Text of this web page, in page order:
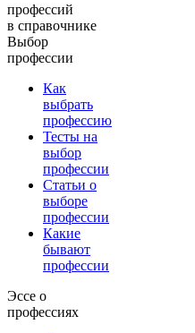
профессий
в справочнике
Выбор
профессии
Как
выбрать
профессию
Тесты на
выбор
профессии
Статьи о
выборе
профессии
Какие
бывают
профессии
Эссе о
профессиях